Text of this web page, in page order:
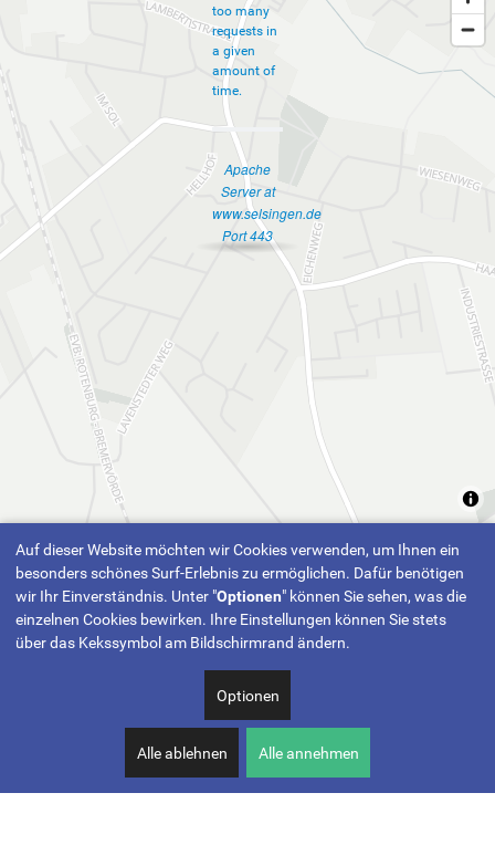
too many
requests in
a given
amount of
time.
Apache
Server at
www.selsingen.de
Port 443
Auf dieser Website möchten wir Cookies verwenden, um Ihnen ein
besonders schönes Surf-Erlebnis zu ermöglichen. Dafür benötigen
wir Ihr Einverständnis. Unter "Optionen" können Sie sehen, was die
einzelnen Cookies bewirken. Ihre Einstellungen können Sie stets
über das Kekssymbol am Bildschirmrand ändern.
Optionen
Alle ablehnen Alle annehmen